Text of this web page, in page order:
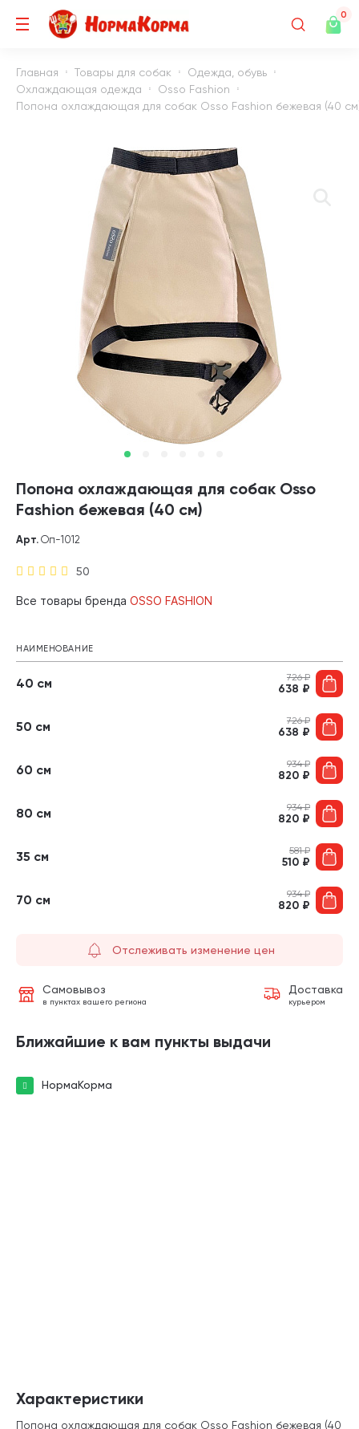
0
Главная Товары для собак
Одежда, обувь
Охлаждающая одежда
Osso Fashion
Попона охлаждающая для собак Osso Fashion бежевая (40
Попона охлаждающая для собак Osso
Fashion бежевая (40 см)
50
Арт. Оп-1012
Все товары бренда OSSO FASHION
НАИМЕНОВАНИЕ
40 см 726₽
638 ₽
50 см 726₽
638 ₽
60 см 934₽
820 ₽
80 см 934₽
820 ₽
35 см 581₽
510 ₽
70 см 934₽
820 ₽
Отслеживать изменение цен
Самовывоз
в пунктах вашего региона
Доставка
курьером
Ближайшие к вам пункты выдачи
НормаКорма
Характеристики
Попона охлаждающая для собак Osso Fashion бежевая (40